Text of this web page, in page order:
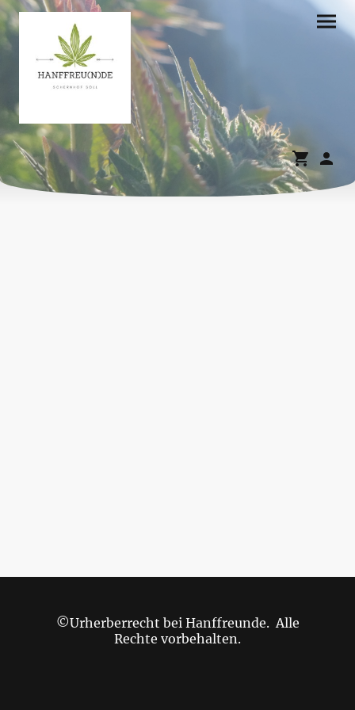
©Urherberrecht bei Hanffreunde. Alle
Rechte vorbehalten.